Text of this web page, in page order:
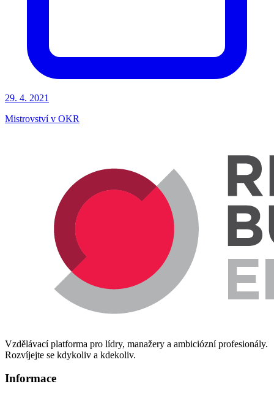
29. 4. 2021
Mistrovství v OKR
Vzdělávací platforma pro lídry, manažery a ambiciózní profesionály.
Rozvíjejte se kdykoliv a kdekoliv.
Informace